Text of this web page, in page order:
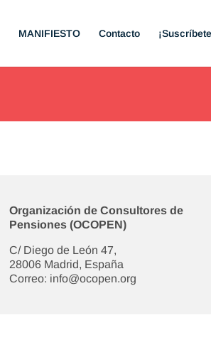
MANIFIESTO Contacto
Organización de Consultores de
Pensiones (OCOPEN)
C/ Diego de León 47,
28006 Madrid, España
Correo: info@ocopen.org